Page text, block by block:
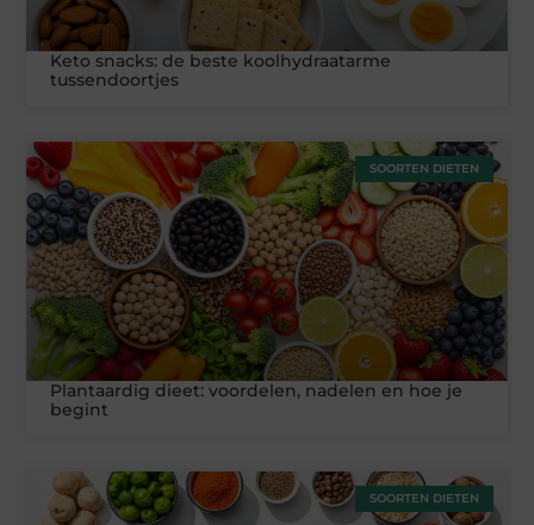
Keto snacks: de beste koolhydraatarme
tussendoortjes
SOORTEN DIETEN
Plantaardig dieet: voordelen, nadelen en hoe je
begint
SOORTEN DIETEN